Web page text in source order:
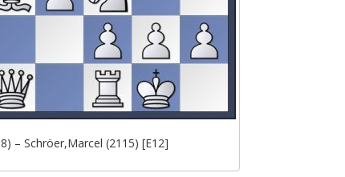
– Schröer,Marcel (2115) [E12]